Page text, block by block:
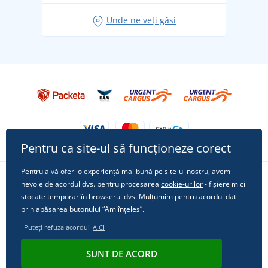
Tricoul preferat City în rol principal: ținute pentru
Unde ne veți găsi
Urmărește-ne pe rețelele sociale
© 2011 - 2026, Dual Trade s.r.o. | Din punct de vedere tehnic oferă
Pentru ca site-ul să funcționeze corect
Pentru a vă oferi o experiență mai bună pe site-ul nostru, avem
nevoie de acordul dvs. pentru procesarea cookie-urilor- fișiere mici
stocate temporar în browserul dvs. Mulțumim pentru acordul dat
prin apăsarea butonului “Am înțeles”.
Puteți refuza acordul AICI
SUNT DE ACORD